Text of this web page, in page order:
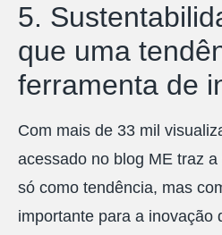
5.
que uma
ferramenta de
Com mais de 33 mil
acessado no blog ME traz
só como tendência, mas
importante para a inovação